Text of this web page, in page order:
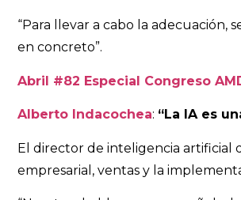
“Para llevar a cabo la
en concreto”.
Abril #82 Especial Congreso
Alberto Indacochea: “La IA es
El director de inteligencia artificial
empresarial, ventas y la